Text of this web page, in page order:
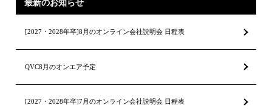
最新のお知らせ
[2027・2028年卒]8月のオンライン会社説明会 日程表
QVC8月のオンエア予定
[2027・2028年卒]7月のオンライン会社説明会 日程表